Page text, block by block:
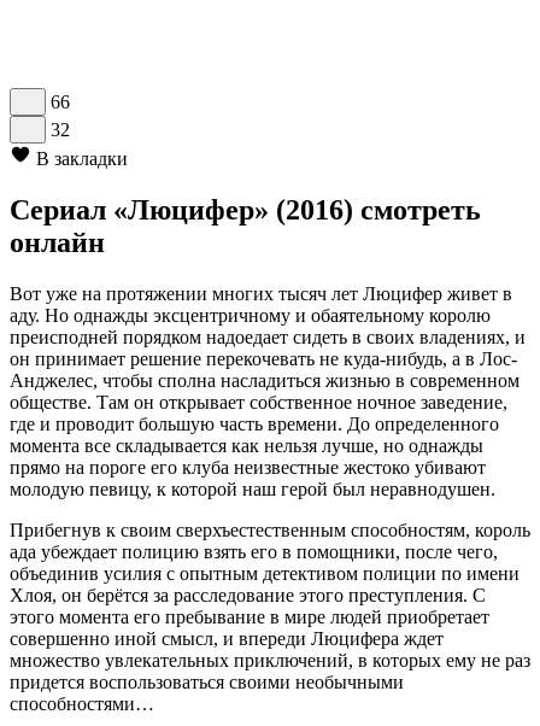
66
32
В закладки
Сериал «Люцифер» (2016) смотреть
онлайн
Вот уже на протяжении многих тысяч лет Люцифер живет в
аду. Но однажды эксцентричному и обаятельному королю
преисподней порядком надоедает сидеть в своих владениях, и
он принимает решение перекочевать не куда-нибудь, а в Лос-
Анджелес, чтобы сполна насладиться жизнью в современном
обществе. Там он открывает собственное ночное заведение,
где и проводит большую часть времени. До определенного
момента все складывается как нельзя лучше, но однажды
прямо на пороге его клуба неизвестные жестоко убивают
молодую певицу, к которой наш герой был неравнодушен.
Прибегнув к своим сверхъестественным способностям, король
ада убеждает полицию взять его в помощники, после чего,
объединив усилия с опытным детективом полиции по имени
Хлоя, он берётся за расследование этого преступления. С
этого момента его пребывание в мире людей приобретает
совершенно иной смысл, и впереди Люцифера ждет
множество увлекательных приключений, в которых ему не раз
придется воспользоваться своими необычными
способностями…